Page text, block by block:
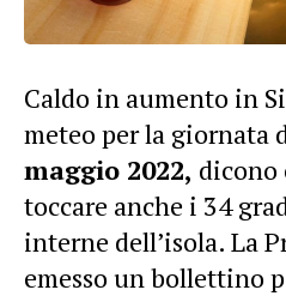
Caldo in aumento in
meteo per la giornata
maggio 2022, dicono
toccare anche i 34
interne dell’isola. La
emesso un bollettino